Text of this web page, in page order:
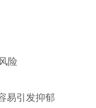
险
易引发抑郁